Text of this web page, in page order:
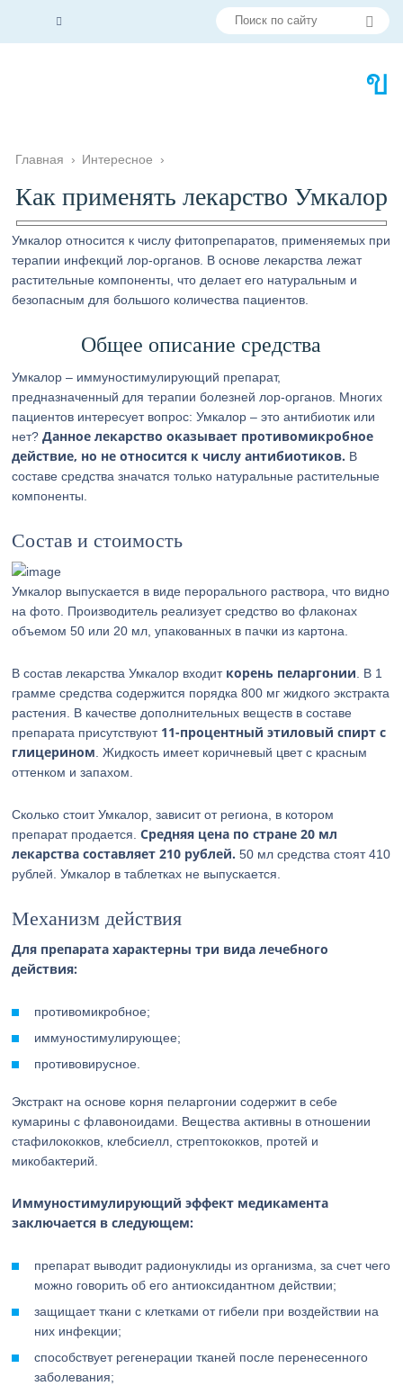
Главная › Интересное ›
Как применять лекарство Умкалор
Умкалор относится к числу фитопрепаратов, применяемых при
терапии инфекций лор-органов. В основе лекарства лежат
растительные компоненты, что делает его натуральным и
безопасным для большого количества пациентов.
Общее описание средства
Умкалор – иммуностимулирующий препарат,
предназначенный для терапии болезней лор-органов. Многих
пациентов интересует вопрос: Умкалор – это антибиотик или
нет?Данное лекарство оказывает противомикробное
действие, но не относится к числу антибиотиков. В
составе средства значатся только натуральные растительные
компоненты.
Состав и стоимость
Умкалор выпускается в виде перорального раствора, что видно
на фото. Производитель реализует средство во флаконах
объемом 50 или 20 мл, упакованных в пачки из картона.
В состав лекарства Умкалор входит корень пеларгонии . В 1
грамме средства содержится порядка 800 мг жидкого экстракта
растения. В качестве дополнительных веществ в составе
препарата присутствуют 11-процентный этиловый спирт с
глицерином . Жидкость имеет коричневый цвет с красным
оттенком и запахом.
Сколько стоит Умкалор, зависит от региона, в котором
препарат продается.Средняя цена по стране 20 мл
лекарства составляет 210 рублей. 50 мл средства стоят 410
рублей. Умкалор в таблетках не выпускается.
Механизм действия
Для препарата характерны три вида лечебного
действия:
противомикробное;
иммуностимулирующее;
противовирусное.
Экстракт на основе корня пеларгонии содержит в себе
кумарины с флавоноидами. Вещества активны в отношении
стафилококков, клебсиелл, стрептококков, протей и
микобактерий.
Иммуностимулирующий эффект медикамента
заключается в следующем:
препарат выводит радионуклиды из организма, за счет чего
можно говорить об его антиоксидантном действии;
защищает ткани с клетками от гибели при воздействии на
них инфекции;
способствует регенерации тканей после перенесенного
заболевания;